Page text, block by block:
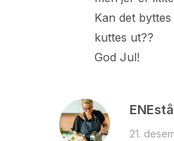
Kan det
kuttes ut??
God Jul!
21.